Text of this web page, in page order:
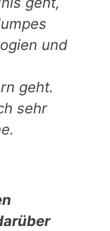
und
geht.
sehr